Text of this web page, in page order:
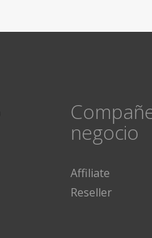
negocio
Affiliate
Reseller